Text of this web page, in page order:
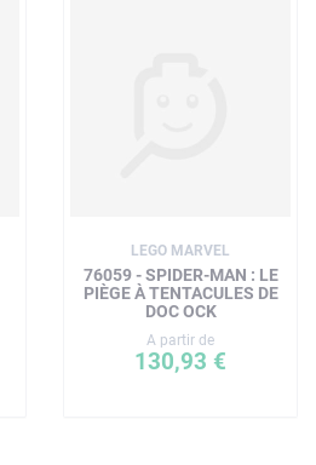
LEGO MARVEL
76059 - SPIDER-MAN : LE
PIÈGE À TENTACULES DE
DOC OCK
A partir de
130,93 €